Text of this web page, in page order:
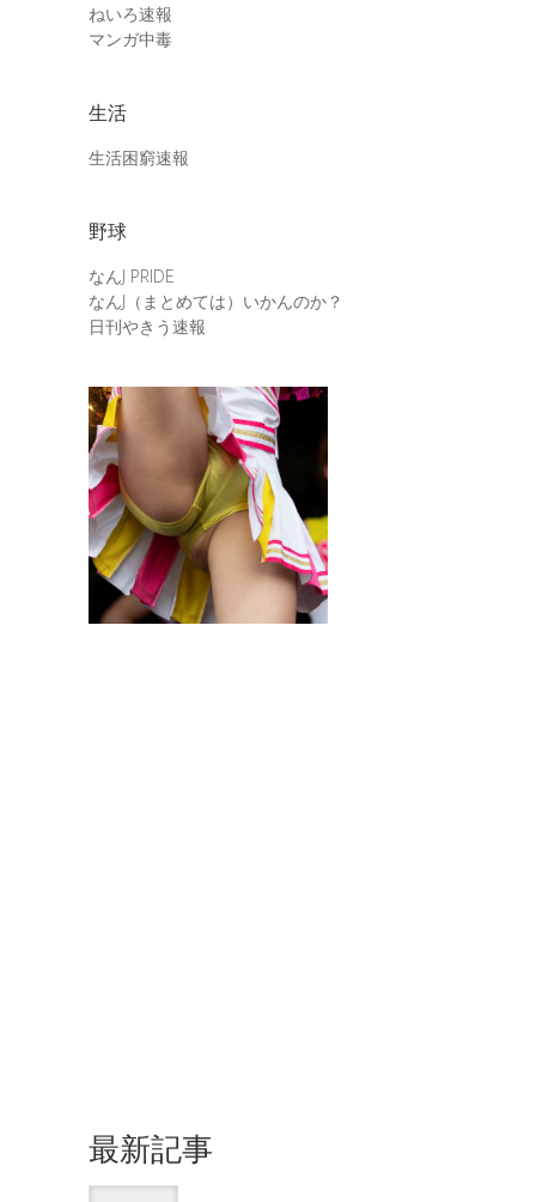
ねいろ速報
マンガ中毒
生活
生活困窮速報
野球
なんJ PRIDE
なんJ（まとめては）いかんのか？
日刊やきう速報
最新記事